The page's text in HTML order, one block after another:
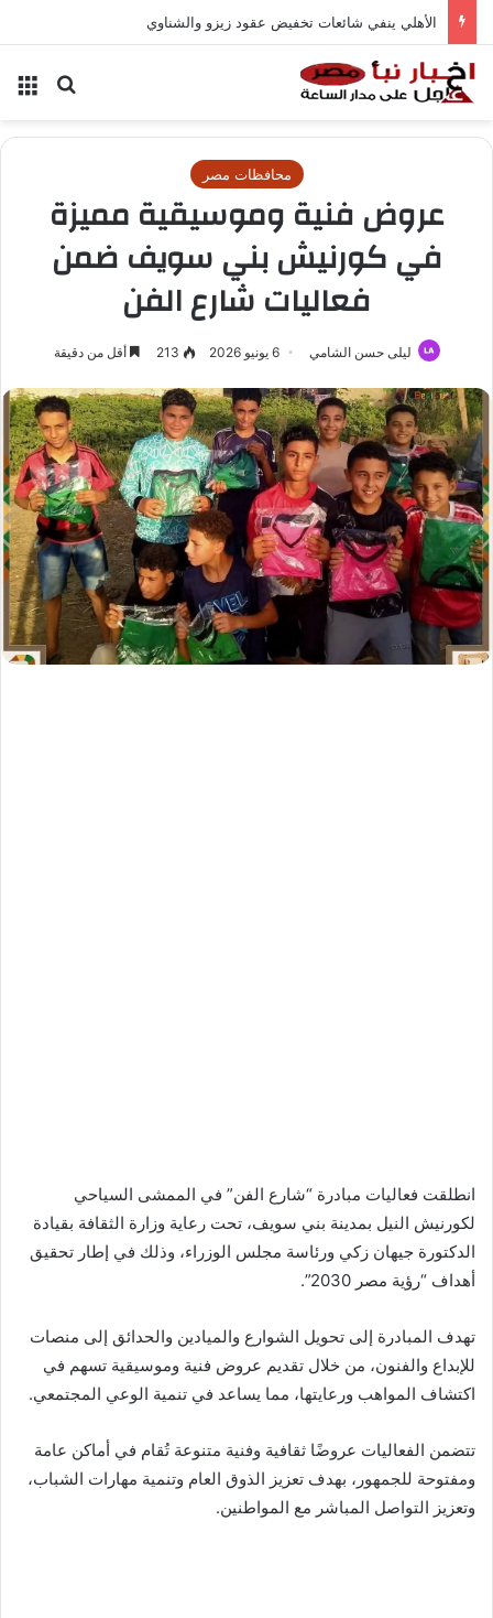
الأهلي ينفي شائعات تخفيض عقود زيزو والشناوي
بحث
محافظات مصر
عروض فنية وموسيقية مميزة
في كورنيش بني سويف ضمن
فعاليات شارع الفن
ليلى حسن الشامي 6 يونيو 2026 213 أقل من دقيقة
انطلقت فعاليات مبادرة “شارع الفن” في الممشى السياحي
لكورنيش النيل بمدينة بني سويف، تحت رعاية وزارة الثقافة بقيادة
الدكتورة جيهان زكي ورئاسة مجلس الوزراء، وذلك في إطار تحقيق
أهداف “رؤية مصر 2030”.
تهدف المبادرة إلى تحويل الشوارع والميادين والحدائق إلى منصات
للإبداع والفنون، من خلال تقديم عروض فنية وموسيقية تسهم في
اكتشاف المواهب ورعايتها، مما يساعد في تنمية الوعي المجتمعي.
تتضمن الفعاليات عروضًا ثقافية وفنية متنوعة تُقام في أماكن عامة
ومفتوحة للجمهور، بهدف تعزيز الذوق العام وتنمية مهارات الشباب،
وتعزيز التواصل المباشر مع المواطنين.